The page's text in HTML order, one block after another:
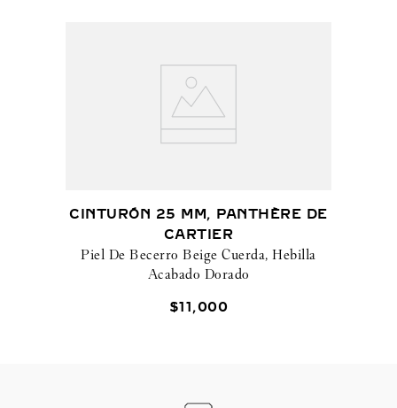
CINTURÓN 25 MM, PANTHÈRE DE
CARTIER
Piel De Becerro Beige Cuerda, Hebilla
Acabado Dorado
$11 ,000